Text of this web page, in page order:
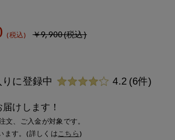
(税込) ￥9,900(税込)
に登録中 4.2 (6件)
けします！
文、ご入金が対象です。
ます。(詳しくは こちら )